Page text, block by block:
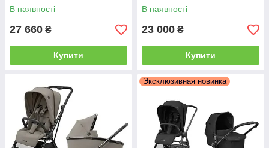
В наявності
27 660 ₴
Купити
В наявності
23 000 ₴
Купити
Эксклюзивная новинка